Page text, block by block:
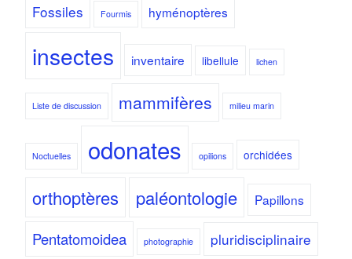
Fossiles Fourmis hyménoptères
insectes inventaire libellule lichen
Liste de discussion mammifères milieu marin
Noctuelles odonates opilions orchidées
orthoptères paléontologie Papillons
Pentatomoidea photographie pluridisciplinaire